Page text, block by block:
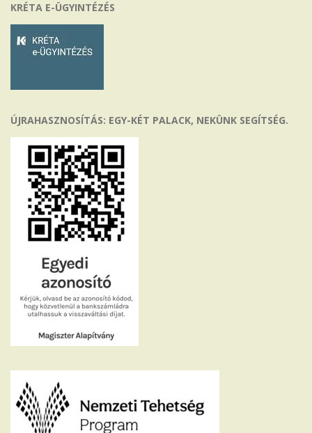
KRÉTA E-ÜGYINTÉZÉS
ÚJRAHASZNOSÍTÁS: EGY-KÉT PALACK, NEKÜNK SEGÍTSÉG.